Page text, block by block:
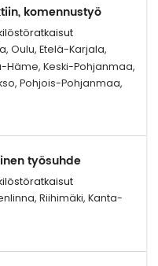
komennustyö
Oulu, Etelä-Karjala,
Häme, Keski-Pohjanmaa,
Pohjois-Pohjanmaa,
työsuhde
Riihimäki, Kanta-